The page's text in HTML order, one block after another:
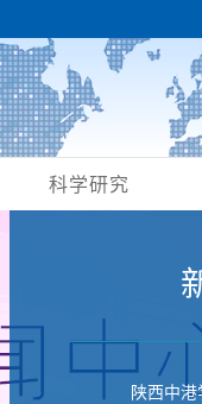
科学研究
陕西中